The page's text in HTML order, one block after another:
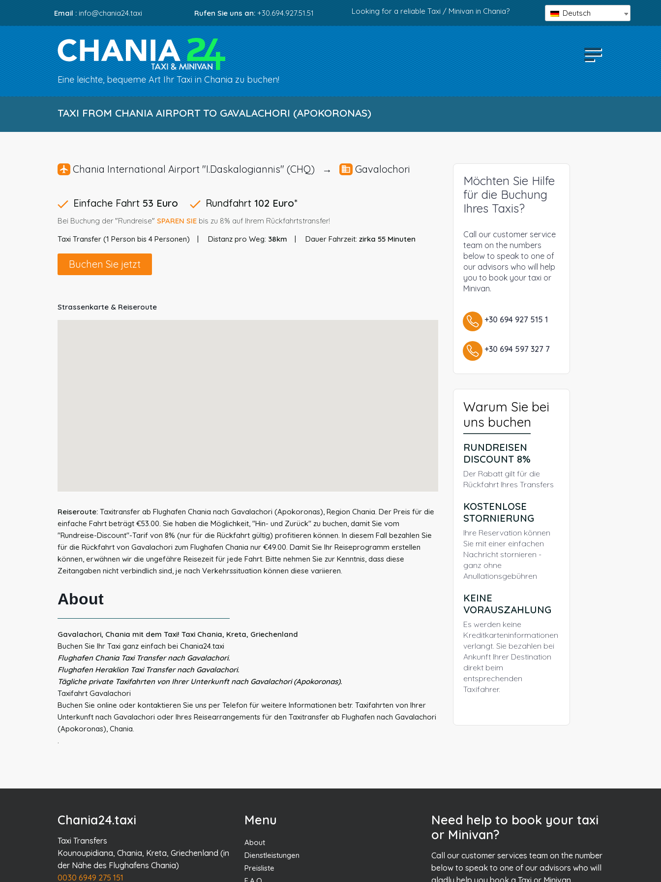
Email : info@chania24.taxi Rufen Sie uns an: +30.694.927.51.51 Looking for a reliable Taxi / Minivan in Chania? Deutsch
Eine leichte, bequeme Art Ihr Taxi in Chania zu buchen!
TAXI FROM CHANIA AIRPORT TO GAVALACHORI (APOKORONAS)
Chania International Airport "I.Daskalogiannis" (CHQ) → Gavalochori
Einfache Fahrt 53 Euro Rundfahrt 102 Euro*
Bei Buchung der "Rundreise" SPAREN SIE bis zu 8% auf Ihrem Rückfahrtstransfer!
Taxi Transfer (1 Person bis 4 Personen)
Distanz pro Weg: 38km Dauer Fahrzeit: zirka 55 Minuten
Buchen Sie jetzt
Strassenkarte & Reiseroute
Reiseroute: Taxitransfer ab Flughafen Chania nach Gavalachori (Apokoronas), Region Chania. Der Preis für die
einfache Fahrt beträgt €53.00. Sie haben die Möglichkeit, "Hin- und Zurück" zu buchen, damit Sie vom
"Rundreise-Discount"-Tarif von 8% (nur für die Rückfahrt gültig) profitieren können. In diesem Fall bezahlen Sie
für die Rückfahrt von Gavalachori zum Flughafen Chania nur €49.00. Damit Sie Ihr Reiseprogramm erstellen
können, erwähnen wir die ungefähre Reisezeit für jede Fahrt. Bitte nehmen Sie zur Kenntnis, dass diese
Zeitangaben nicht verbindlich sind, je nach Verkehrssituation können diese variieren.
About
Gavalachori, Chania mit dem Taxi! Taxi Chania, Kreta, Griechenland
Buchen Sie Ihr Taxi ganz einfach bei Chania24.taxi
Flughafen Chania Taxi Transfer nach Gavalachori.
Flughafen Heraklion Taxi Transfer nach Gavalachori.
Tägliche private Taxifahrten von Ihrer Unterkunft nach Gavalachori (Apokoronas).
Taxifahrt Gavalachori
Buchen Sie online oder kontaktieren Sie uns per Telefon für weitere Informationen betr. Taxifahrten von Ihrer
Unterkunft nach Gavalachori oder Ihres Reisearrangements für den Taxitransfer ab Flughafen nach Gavalachori
(Apokoronas), Chania.
.
Möchten Sie Hilfe
für die Buchung
Ihres Taxis?
Call our customer service
team on the numbers
below to speak to one of
our advisors who will help
you to book your taxi or
Minivan.
+30 694 927 515 1
+30 694 597 327 7
Warum Sie bei
uns buchen
RUNDREISEN
DISCOUNT 8%
Der Rabatt gilt für die
Rückfahrt Ihres Transfers
KOSTENLOSE
STORNIERUNG
Ihre Reservation können
Sie mit einer einfachen
Nachricht stornieren -
ganz ohne
Anullationsgebühren
KEINE
VORAUSZAHLUNG
Es werden keine
Kreditkarteninformationen
verlangt. Sie bezahlen bei
Ankunft Ihrer Destination
direkt beim
entsprechenden
Taxifahrer.
Chania24.taxi
Taxi Transfers
Kounoupidiana, Chania, Kreta, Griechenland (in
der Nähe des Flughafens Chania)
0030 6949 275 151
Menu
About
Dienstleistungen
Preisliste
Need help to book your taxi
or Minivan?
Call our customer services team on the number
below to speak to one of our advisors who will
gladly help you book a Taxi or Minivan.